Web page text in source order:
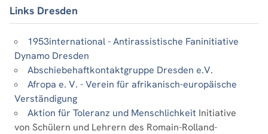
Links Dresden
1953international - Antirassistische Faninitiative
Dynamo Dresden
Abschiebehaftkontaktgruppe Dresden e.V.
Afropa e. V. - Verein für afrikanisch-europäische
Verständigung
Aktion für Toleranz und Menschlichkeit Initiative
von Schülern und Lehrern des Romain-Rolland-